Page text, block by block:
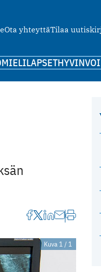
Ota yhteyttäTilaa
MIELILAPSET
Kuva 1 / 1